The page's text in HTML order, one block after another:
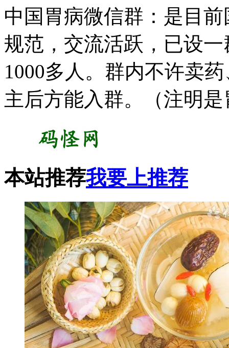
中国胃病微信群：是目
规范，交流活跃，已设
1000多人。群内不许卖
主后方能入群。（注明
本站推荐我要上推荐